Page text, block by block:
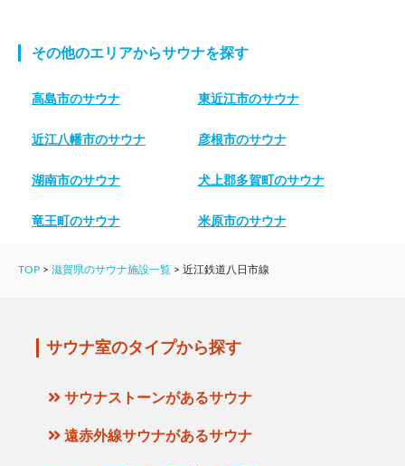
その他のエリアからサウナを探す
高島市のサウナ 東近江市のサウナ
近江八幡市のサウナ 彦根市のサウナ
湖南市のサウナ 犬上郡多賀町のサウナ
竜王町のサウナ 米原市のサウナ
TOP > 滋賀県のサウナ施設一覧 > 近江鉄道八日市線
サウナ室のタイプから探す
サウナストーンがあるサウナ
遠赤外線サウナがあるサウナ